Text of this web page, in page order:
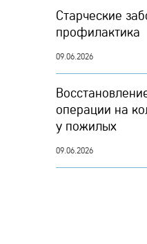
Старческие
профилактика
09.06.2026
операции на
у пожилых
09.06.2026